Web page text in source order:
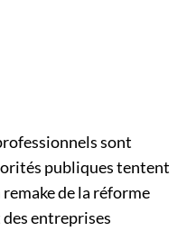
sont
publiques tentent
remake de la réforme
entreprises